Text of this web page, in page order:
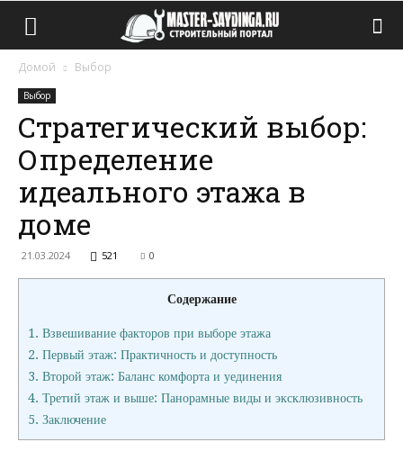
Домой Выбор
Выбор
Стратегический выбор:
Определение
идеального этажа в
доме
21.03.2024 521 0
Содержание
1. Взвешивание факторов при выборе этажа
2. Первый этаж: Практичность и доступность
3. Второй этаж: Баланс комфорта и уединения
4. Третий этаж и выше: Панорамные виды и эксклюзивность
5. Заключение